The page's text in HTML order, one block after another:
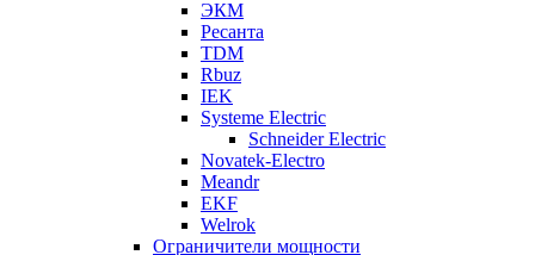
ЭКМ
Ресанта
TDM
Rbuz
IEK
Systeme Electric
Schneider Electric
Novatek-Electro
Meandr
EKF
Welrok
Ограничители мощности